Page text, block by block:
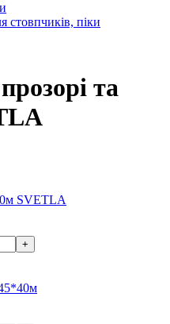
стовпчиків, піки
та
SVETLA
+